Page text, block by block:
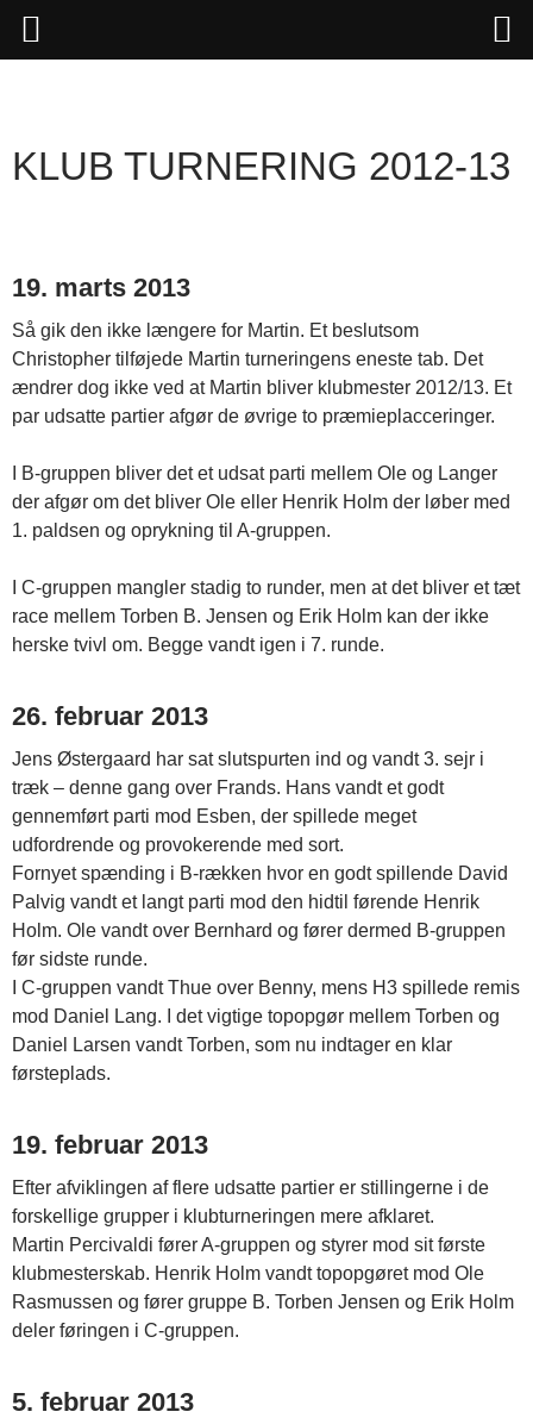
KLUB TURNERING 2012-13
19. marts 2013
Så gik den ikke længere for Martin. Et beslutsom
Christopher tilføjede Martin turneringens eneste tab. Det
ændrer dog ikke ved at Martin bliver klubmester 2012/13. Et
par udsatte partier afgør de øvrige to præmieplacceringer.
I B-gruppen bliver det et udsat parti mellem Ole og Langer
der afgør om det bliver Ole eller Henrik Holm der løber med
1. paldsen og oprykning til A-gruppen.
I C-gruppen mangler stadig to runder, men at det bliver et tæt
race mellem Torben B. Jensen og Erik Holm kan der ikke
herske tvivl om. Begge vandt igen i 7. runde.
26. februar 2013
Jens Østergaard har sat slutspurten ind og vandt 3. sejr i
træk – denne gang over Frands. Hans vandt et godt
gennemført parti mod Esben, der spillede meget
udfordrende og provokerende med sort.
Fornyet spænding i B-rækken hvor en godt spillende David
Palvig vandt et langt parti mod den hidtil førende Henrik
Holm. Ole vandt over Bernhard og fører dermed B-gruppen
før sidste runde.
I C-gruppen vandt Thue over Benny, mens H3 spillede remis
mod Daniel Lang. I det vigtige topopgør mellem Torben og
Daniel Larsen vandt Torben, som nu indtager en klar
førsteplads.
19. februar 2013
Efter afviklingen af flere udsatte partier er stillingerne i de
forskellige grupper i klubturneringen mere afklaret.
Martin Percivaldi fører A-gruppen og styrer mod sit første
klubmesterskab. Henrik Holm vandt topopgøret mod Ole
Rasmussen og fører gruppe B. Torben Jensen og Erik Holm
deler føringen i C-gruppen.
5. februar 2013